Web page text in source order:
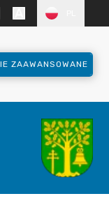
ZAAWANSOWANE